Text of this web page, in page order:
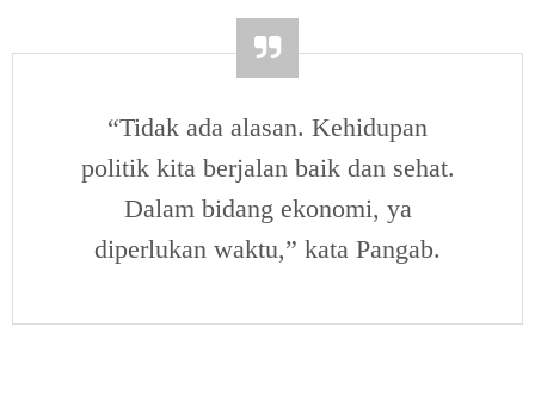
“Tidak ada alasan. Kehidupan
politik kita berjalan baik dan sehat.
Dalam bidang ekonomi, ya
diperlukan waktu,” kata Pangab.